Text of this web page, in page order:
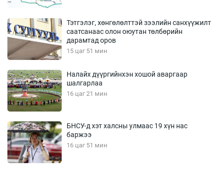
Тэтгэлэг, хөнгөлөлттэй зээлийн санхүүжилт
саатсанаас олон оюутан төлбөрийн
дарамтад оров
15 цаг 51 мин
Налайх дүүргийнхэн хошой аваргаар
шалгарлаа
16 цаг 21 мин
БНСУ-д хэт халсны улмаас 19 хүн нас
баржээ
16 цаг 51 мин